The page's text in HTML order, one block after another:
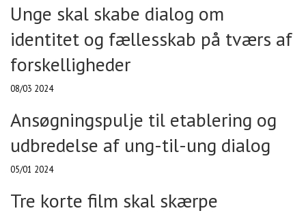
Unge skal skabe dialog om
identitet og fællesskab på tværs af
forskelligheder
08/03 2024
Ansøgningspulje til etablering og
udbredelse af ung-til-ung dialog
05/01 2024
Tre korte film skal skærpe